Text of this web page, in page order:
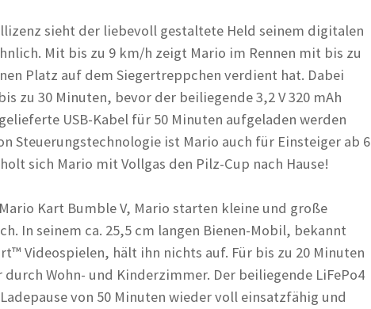
sieht der liebevoll gestaltete Held seinem digitalen
Mit bis zu 9 km/h zeigt Mario im Rennen mit bis zu
Platz auf dem Siegertreppchen verdient hat. Dabei
zu 30 Minuten, bevor der beiliegende 3,2 V 320 mAh
USB-Kabel für 50 Minuten aufgeladen werden
Steuerungstechnologie ist Mario auch für Einsteiger ab 6
sich Mario mit Vollgas den Pilz-Cup nach Hause!
Kart Bumble V, Mario starten kleine und große
In seinem ca. 25,5 cm langen Bienen-Mobil, bekannt
Videospielen, hält ihn nichts auf. Für bis zu 20 Minuten
Wohn- und Kinderzimmer. Der beiliegende LiFePo4
von 50 Minuten wieder voll einsatzfähig und